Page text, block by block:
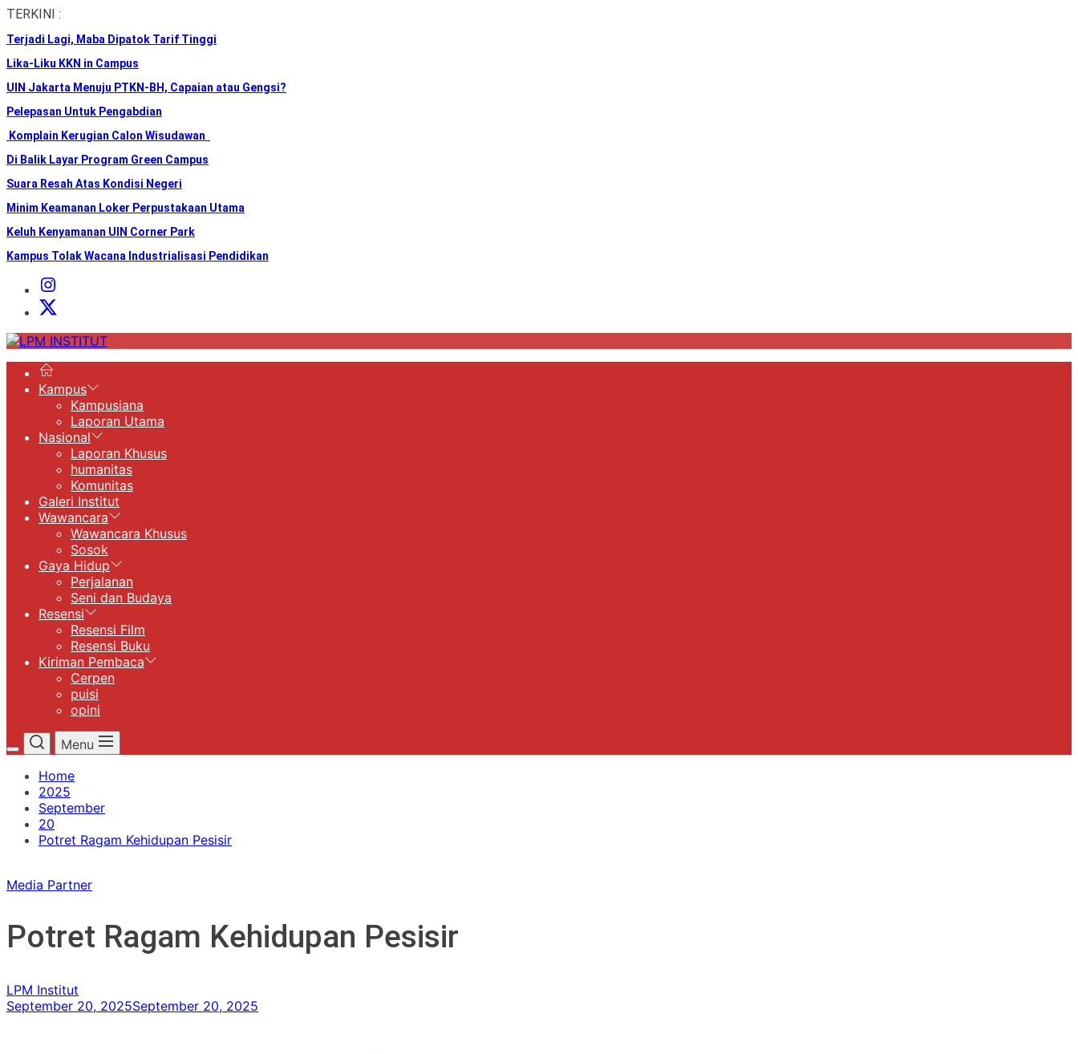
Skip
the
content
TERKINI :
Terjadi Lagi, Maba Dipatok Tarif Tinggi
Lika-Liku KKN in Campus
UIN Jakarta Menuju PTKN-BH, Capaian atau Gengsi?
Pelepasan Untuk Pengabdian
Komplain Kerugian Calon Wisudawan
Di Balik Layar Program Green Campus
Suara Resah Atas Kondisi Negeri
Minim Keamanan Loker Perpustakaan Utama
Keluh Kenyamanan UIN Corner Park
Kampus Tolak Wacana Industrialisasi Pendidikan
Instagram
Institut
X
LPM
Kampus
Kampusiana
Laporan Utama
Nasional
Laporan Khusus
humanitas
Komunitas
Galeri Institut
Wawancara
Wawancara Khusus
Sosok
Gaya Hidup
Perjalanan
Seni dan Budaya
Resensi
Resensi Film
Resensi Buku
Kiriman Pembaca
Cerpen
puisi
opini
Menu
Home
2025
September
20
Potret Ragam Kehidupan Pesisir
Media Partner
Potret Ragam Kehidupan Pesisir
LPM Institut
September 20, 2025September 20, 2025